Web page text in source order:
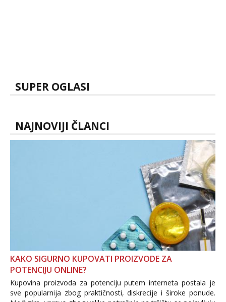
SUPER OGLASI
NAJNOVIJI ČLANCI
KAKO SIGURNO KUPOVATI PROIZVODE ZA
POTENCIJU ONLINE?
Kupovina proizvoda za potenciju putem interneta postala je
sve popularnija zbog praktičnosti, diskrecije i široke ponude.